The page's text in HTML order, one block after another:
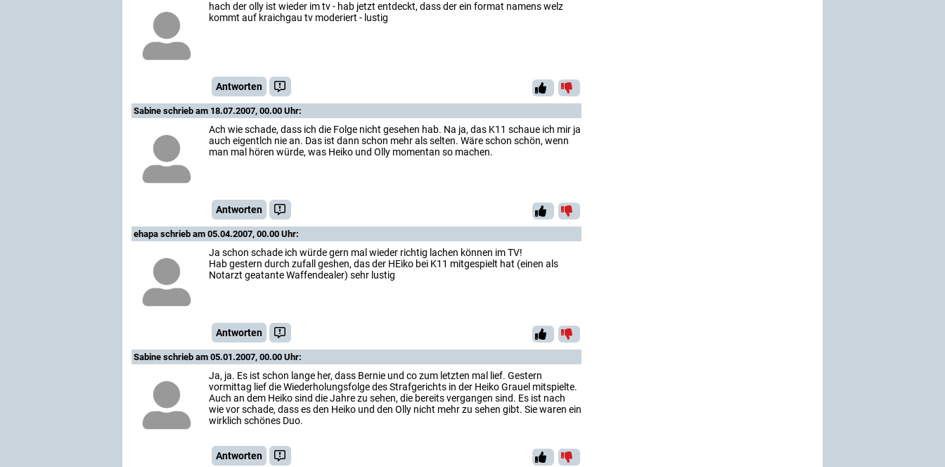
hach der olly ist wieder im tv - hab jetzt entdeckt, dass der ein format namens welz
kommt auf kraichgau tv moderiert - lustig
Antworten
Sabine schrieb am 18.07.2007, 00.00 Uhr:
Ach wie schade, dass ich die Folge nicht gesehen hab. Na ja, das K11 schaue ich mir ja
auch eigentlch nie an. Das ist dann schon mehr als selten. Wäre schon schön, wenn
man mal hören würde, was Heiko und Olly momentan so machen.
Antworten
ehapa schrieb am 05.04.2007, 00.00 Uhr:
Ja schon schade ich würde gern mal wieder richtig lachen können im TV!
Hab gestern durch zufall geshen, das der HEiko bei K11 mitgespielt hat (einen als
Notarzt geatante Waffendealer) sehr lustig
Antworten
Sabine schrieb am 05.01.2007, 00.00 Uhr:
Ja, ja. Es ist schon lange her, dass Bernie und co zum letzten mal lief. Gestern
vormittag lief die Wiederholungsfolge des Strafgerichts in der Heiko Grauel mitspielte.
Auch an dem Heiko sind die Jahre zu sehen, die bereits vergangen sind. Es ist nach
wie vor schade, dass es den Heiko und den Olly nicht mehr zu sehen gibt. Sie waren ein
wirklich schönes Duo.
Antworten